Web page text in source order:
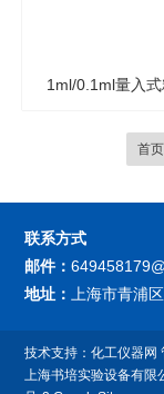
1ml/0.1ml量入
量筒（支持定
首页
联系方式
邮件：
地址：
上海市青浦
技术支持：化工仪器网
上海书培实验设备有限